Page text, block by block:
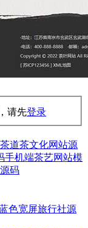
请先登录
茶道茶文化网站源
手机端茶艺网站模
码
色宽屏旅行社源